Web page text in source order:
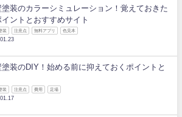
塗装のカラーシミュレーション！覚えておきた
イントとおすすめサイト
装 注意点 無料アプリ 色見本
塗装のDIY！始める前に抑えておくポイントと
装 注意点 費用 足場